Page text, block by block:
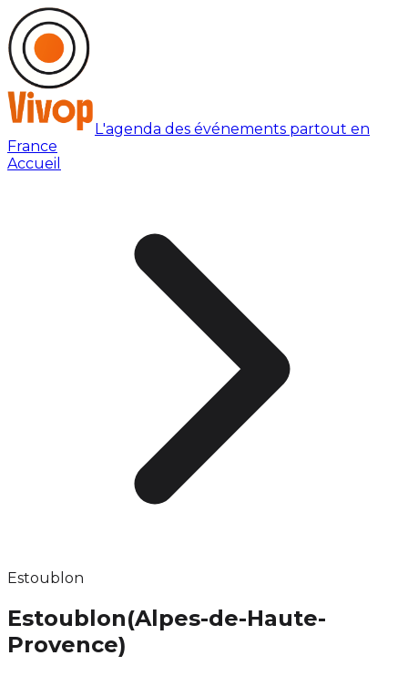
L'agenda des événements partout en
France
Accueil
Estoublon
Estoublon(Alpes-de-Haute-
Provence)